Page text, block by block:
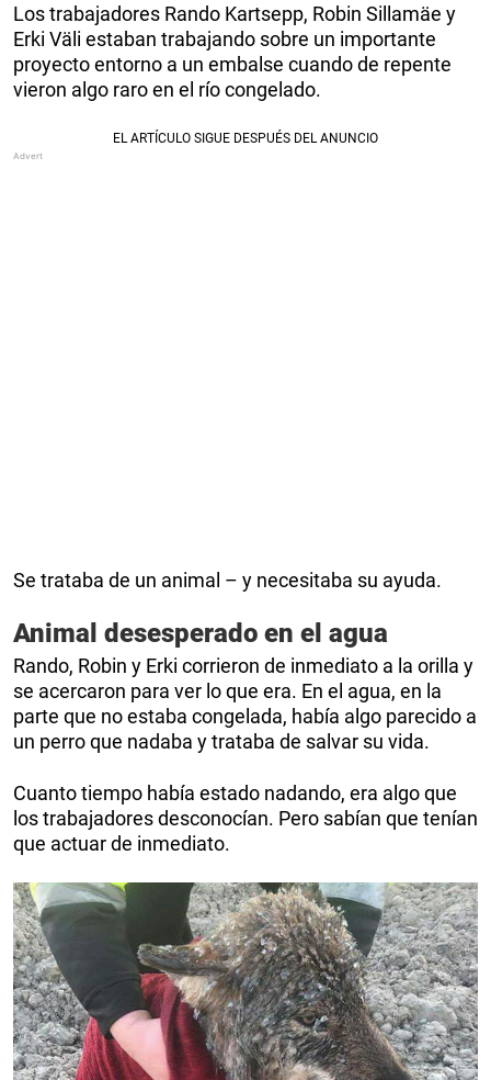
Los trabajadores Rando Kartsepp, Robin Sillamäe y
Erki Väli estaban trabajando sobre un importante
proyecto entorno a un embalse cuando de repente
vieron algo raro en el río congelado.
Se trataba de un animal – y necesitaba su ayuda.
Animal desesperado en el agua
Rando, Robin y Erki corrieron de inmediato a la orilla y
se acercaron para ver lo que era. En el agua, en la
parte que no estaba congelada, había algo parecido a
un perro que nadaba y trataba de salvar su vida.
Cuanto tiempo había estado nadando, era algo que
los trabajadores desconocían. Pero sabían que tenían
que actuar de inmediato.